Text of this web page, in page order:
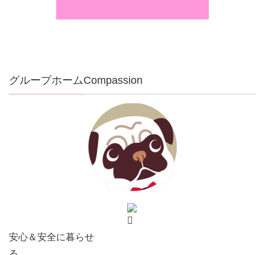
グループホームCompassion
安心＆安全に暮らせ